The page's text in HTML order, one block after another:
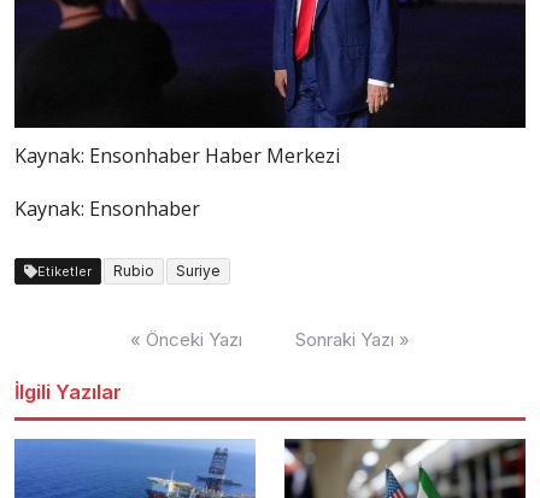
Kaynak: Ensonhaber Haber Merkezi
Kaynak: Ensonhaber
Etiketler Rubio Suriye
« Önceki Yazı Sonraki Yazı »
İlgili Yazılar